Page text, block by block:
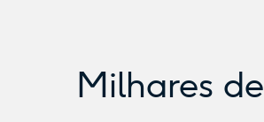
Milhares